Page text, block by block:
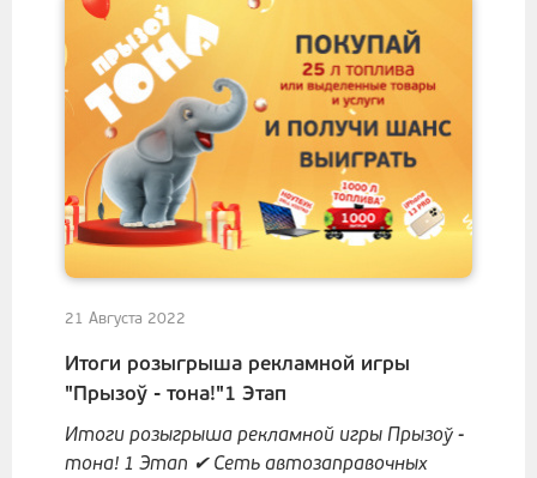
21 Августа 2022
Итоги розыгрыша рекламной игры
"Прызоў - тона!"1 Этап
Итоги розыгрыша рекламной игры Прызоў -
тона! 1 Этап ✔ Сеть автозаправочных